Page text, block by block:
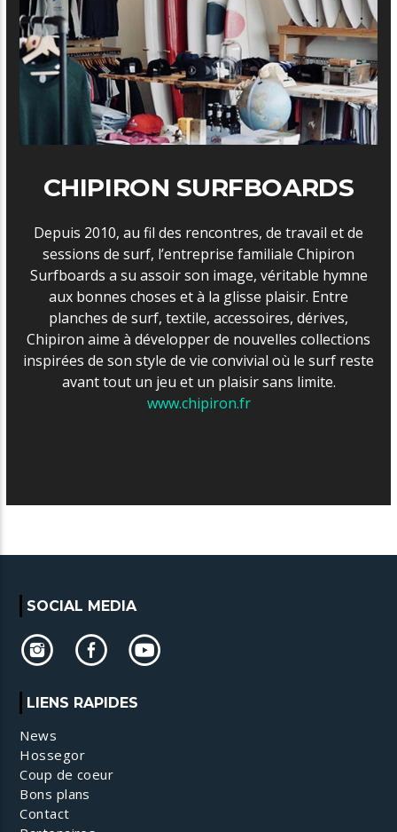
CHIPIRON SURFBOARDS
Depuis 2010, au fil des rencontres, de travail et de
sessions de surf, l’entreprise familiale Chipiron
Surfboards a su assoir son image, véritable hymne
aux bonnes choses et à la glisse plaisir. Entre
planches de surf, textile, accessoires, dérives,
Chipiron aime à développer de nouvelles collections
inspirées de son style de vie convivial où le surf reste
avant tout un jeu et un plaisir sans limite.
www.chipiron.fr
SOCIAL MEDIA
LIENS RAPIDES
News
Hossegor
Coup de coeur
Bons plans
Contact